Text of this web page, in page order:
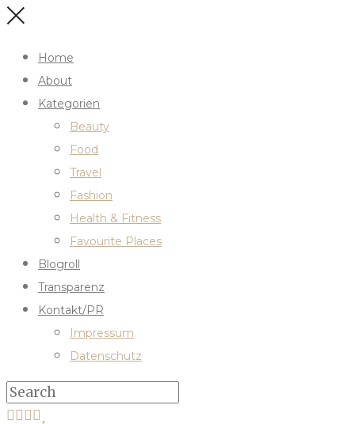
Home
About
Kategorien
Beauty
Food
Travel
Fashion
Health & Fitness
Favourite Places
Blogroll
Transparenz
Kontakt/PR
Impressum
Datenschutz